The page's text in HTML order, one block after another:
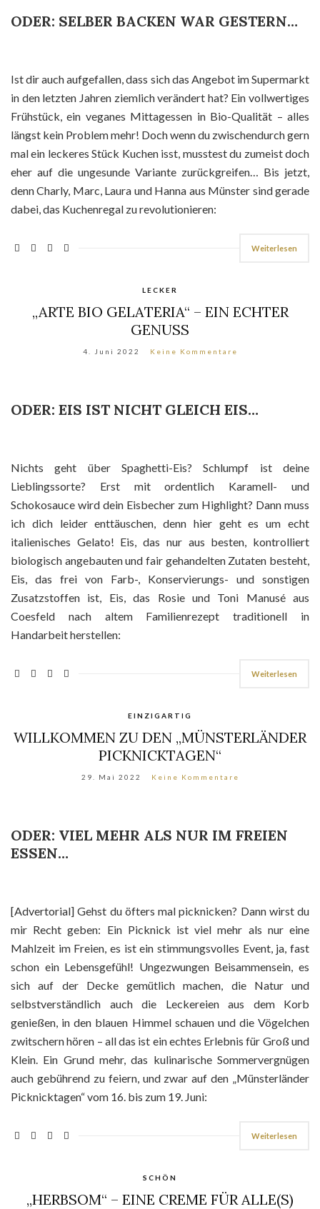
ODER: SELBER BACKEN WAR GESTERN…
Ist dir auch aufgefallen, dass sich das Angebot im Supermarkt
in den letzten Jahren ziemlich verändert hat? Ein vollwertiges
Frühstück, ein veganes Mittagessen in Bio-Qualität – alles
längst kein Problem mehr! Doch wenn du zwischendurch gern
mal ein leckeres Stück Kuchen isst, musstest du zumeist doch
eher auf die ungesunde Variante zurückgreifen… Bis jetzt,
denn Charly, Marc, Laura und Hanna aus Münster sind gerade
dabei, das Kuchenregal zu revolutionieren:
Weiterlesen
LECKER
„ARTE BIO GELATERIA“ – EIN ECHTER
GENUSS
4. Juni 2022 Keine Kommentare
ODER: EIS IST NICHT GLEICH EIS…
Nichts geht über Spaghetti-Eis? Schlumpf ist deine
Lieblingssorte? Erst mit ordentlich Karamell- und
Schokosauce wird dein Eisbecher zum Highlight? Dann muss
ich dich leider enttäuschen, denn hier geht es um echt
italienisches Gelato! Eis, das nur aus besten, kontrolliert
biologisch angebauten und fair gehandelten Zutaten besteht,
Eis, das frei von Farb-, Konservierungs- und sonstigen
Zusatzstoffen ist, Eis, das Rosie und Toni Manusé aus
Coesfeld nach altem Familienrezept traditionell in
Handarbeit herstellen:
Weiterlesen
EINZIGARTIG
WILLKOMMEN ZU DEN „MÜNSTERLÄNDER
PICKNICKTAGEN“
29. Mai 2022 Keine Kommentare
ODER: VIEL MEHR ALS NUR IM FREIEN
ESSEN…
[Advertorial] Gehst du öfters mal picknicken? Dann wirst du
mir Recht geben: Ein Picknick ist viel mehr als nur eine
Mahlzeit im Freien, es ist ein stimmungsvolles Event, ja, fast
schon ein Lebensgefühl! Ungezwungen Beisammensein, es
sich auf der Decke gemütlich machen, die Natur und
selbstverständlich auch die Leckereien aus dem Korb
genießen, in den blauen Himmel schauen und die Vögelchen
zwitschern hören – all das ist ein echtes Erlebnis für Groß und
Klein. Ein Grund mehr, das kulinarische Sommervergnügen
auch gebührend zu feiern, und zwar auf den „Münsterländer
Picknicktagen“ vom 16. bis zum 19. Juni:
Weiterlesen
SCHÖN
„HERBSOM“ – EINE CREME FÜR ALLE(S)